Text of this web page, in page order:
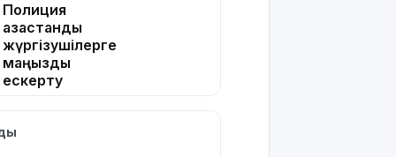
Полиция
қазақстандық
жүргізушілерге
маңызды
ескерту
Тоқаев Ардақ